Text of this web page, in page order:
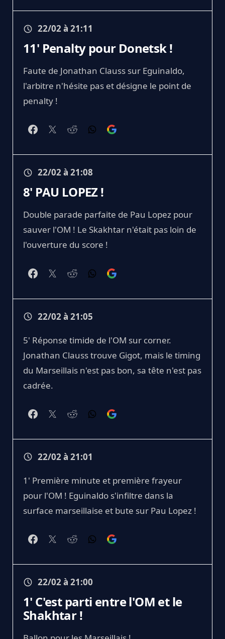
22/02 à 21:11
11' Penalty pour Donetsk !
Faute de Jonathan Clauss sur Eguinaldo,
l'arbitre n'hésite pas et désigne le point de
penalty !
22/02 à 21:08
8' PAU LOPEZ !
Double parade parfaite de Pau Lopez pour
sauver l'OM ! Le Skakhtar n'était pas loin de
l'ouverture du score !
22/02 à 21:05
5' Réponse timide de l'OM sur corner.
Jonathan Clauss trouve Gigot, mais le timing
du Marseillais n'est pas bon, sa tête n'est pas
cadrée.
22/02 à 21:01
1' Première minute et première frayeur
pour l'OM ! Eguinaldo s'infiltre dans la
surface marseillaise et bute sur Pau Lopez !
22/02 à 21:00
1' C'est parti entre l'OM et le
Shakhtar !